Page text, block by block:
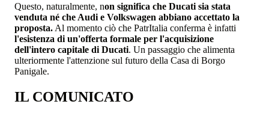
Questo, naturalmente, non significa che Ducati sia stata
venduta né che Audi e Volkswagen abbiano accettato la
proposta. Al momento ciò che PatrItalia conferma è infatti
l'esistenza di un'offerta formale per l'acquisizione
dell'intero capitale di Ducati. Un passaggio che alimenta
ulteriormente l'attenzione sul futuro della Casa di Borgo
Panigale.
IL COMUNICATO